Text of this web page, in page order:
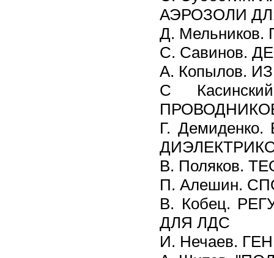
АЭРОЗОЛИ
Д.
С. Савинов.
А. Копылов.
С
Г.
В. Поляков.
П. Алешин.
В. Кобец.
ДЛЯ ЛДС
И. Нечаев.